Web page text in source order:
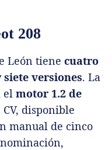
208
León tiene cuatro
versiones. La
el motor 1.2 de
CV, disponible
manual de cinco